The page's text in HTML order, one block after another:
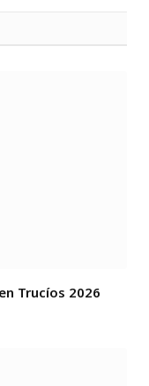
Trucíos 2026